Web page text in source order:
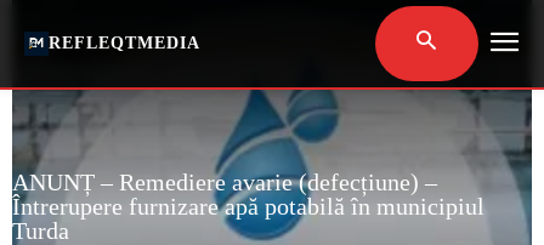
REFLEQTMEDIA
ANUNȚ – Remediere avarie (defecțiune) –
Întrerupere furnizare apă potabilă în municipiul
Turda